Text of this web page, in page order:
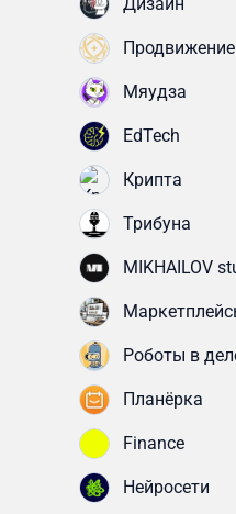
Продвижение
Мяудза
EdTech
Крипта
Трибуна
MIKHAILOV
Роботы в
Планёрка
Finance
Нейросети